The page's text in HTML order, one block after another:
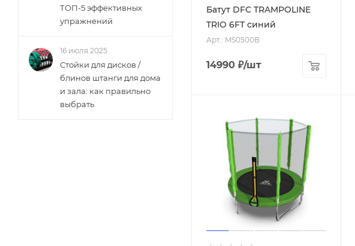
Батут DFC TRAMPOLINE
TRIO 6FT синий
Арт.: MS0500B
14990 ₽/шт
ТОП-5 эффективных
упражнений
16 июля 2025
Стойки для дисков /
блинов штанги для дома
и зала: как правильно
выбрать